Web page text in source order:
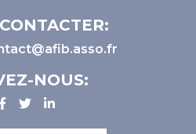
NOUS: